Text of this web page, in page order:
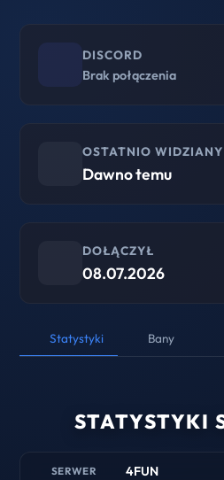
DISCORD
Brak połączenia
OSTATNIO WIDZIANY
Dawno temu
DOŁĄCZYŁ
08.07.2026
Statystyki Bany
STATYSTYKI
SERWER 4FUN